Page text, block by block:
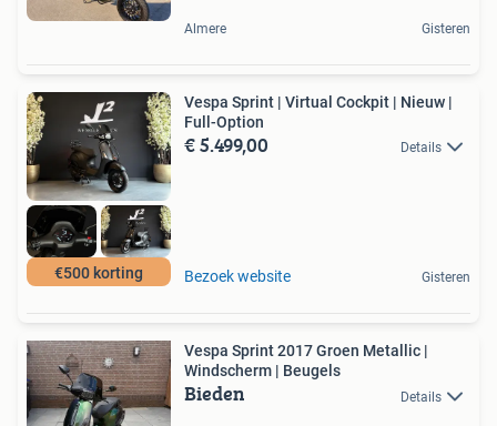
Almere Gisteren
€500 korting
Vespa Sprint | Virtual Cockpit | Nieuw |
Full-Option
€ 5.499,00 Details
Bezoek website Gisteren
Vespa Sprint 2017 Groen Metallic |
Windscherm | Beugels
Bieden Details